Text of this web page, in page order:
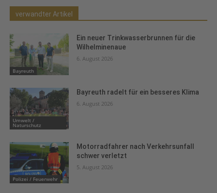
verwandter Artikel
Bayreuth
Ein neuer Trinkwasserbrunnen für die
Wilhelminenaue
6. August 2026
Umwelt /
Naturschutz
Bayreuth radelt für ein besseres Klima
6. August 2026
Polizei / Feuerwehr
Motorradfahrer nach Verkehrsunfall
schwer verletzt
5. August 2026